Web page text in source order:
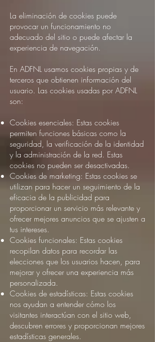
La eliminación de cookies puede
provocar un funcionamiento no
adecuado del sitio o puede afectar la
experiencia de navegación.
En ADFNL usamos cookies propias y de
terceros que obtienen información del
usuario. Las cookies usadas por ADFNL
son:
Cookies esenciales: Estas cookies
permiten funciones básicas como la
seguridad, la verificación de la identidad
y la administración de la red. Estas
cookies no pueden ser desactivadas.
Cookies de marketing: Estas cookies se
utilizan para hacer un seguimiento de la
eficacia de la publicidad para
proporcionar un servicio más relevante y
ofrecer mejores anuncios que se ajusten a
tus intereses.
Cookies funcionales: Estas cookies
recopilan datos para recordar las
elecciones que los usuarios hacen, para
mejorar y ofrecer una experiencia más
personalizada.
Cookies de estadísticas: Estas cookies
nos ayudan a entender cómo los
visitantes interactúan con el sitio web,
descubren errores y proporcionan mejores
estadísticas generales.